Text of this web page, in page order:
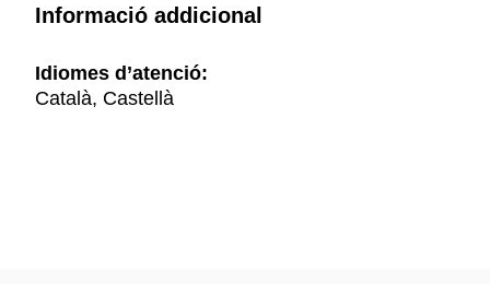
Informació addicional
Idiomes d’atenció:
Català, Castellà